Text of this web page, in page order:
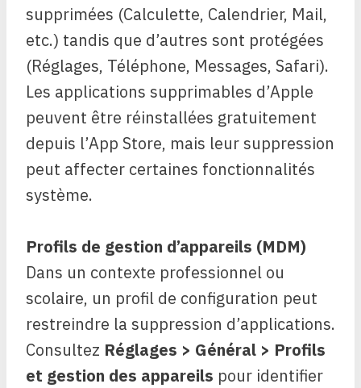
supprimées (Calculette, Calendrier, Mail,
etc.) tandis que d’autres sont protégées
(Réglages, Téléphone, Messages, Safari).
Les applications supprimables d’Apple
peuvent être réinstallées gratuitement
depuis l’App Store, mais leur suppression
peut affecter certaines fonctionnalités
système.
Profils de gestion d’appareils (MDM)
Dans un contexte professionnel ou
scolaire, un profil de configuration peut
restreindre la suppression d’applications.
Consultez Réglages > Général > Profils
et gestion des appareils pour identifier